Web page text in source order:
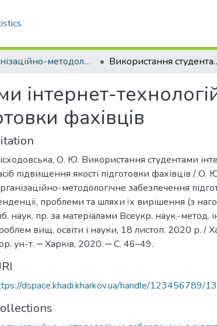
Організаційно-методологічне забезпечення підготовки фахівців: тенденції, проблеми та шляхи їх вирішення (з нагоди 90-річчя ХНАДУ) Використання студентами
інтернет-
фахівців
О. Ю. Використання студентами
підвищення якості підготовки фахівців / О.
методологічне забезпечення
проблеми та шляхи їх вирішення (з
наук. пр. за матеріалами Всеукр. наук.-метод.
вищ. освіти і науки, 18 листоп. 2020 р. /
ун-т. ‒ Харків, 2020. ‒ С. 46–49.
dspace.khadi.kharkov.ua/handle/123456789/